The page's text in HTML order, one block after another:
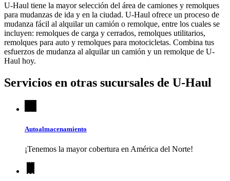
U-Haul tiene la mayor selección del área de camiones y remolques
para mudanzas de ida y en la ciudad. U-Haul ofrece un proceso de
mudanza fácil al alquilar un camión o remolque, entre los cuales se
incluyen: remolques de carga y cerrados, remolques utilitarios,
remolques para auto y remolques para motocicletas. Combina tus
esfuerzos de mudanza al alquilar un camión y un remolque de U-
Haul hoy.
Servicios en otras sucursales de U-Haul
Autoalmacenamiento
¡Tenemos la mayor cobertura en América del Norte!